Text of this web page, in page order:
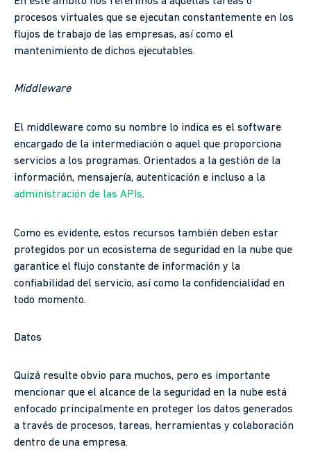
procesos virtuales que se ejecutan constantemente en los
flujos de trabajo de las empresas, así como el
mantenimiento de dichos ejecutables.
Middleware
El middleware como su nombre lo indica es el software
encargado de la intermediación o aquel que proporciona
servicios a los programas. Orientados a la gestión de la
información, mensajería, autenticación e incluso a la
administración de las APIs.
Como es evidente, estos recursos también deben estar
protegidos por un ecosistema de seguridad en la nube que
garantice el flujo constante de información y la
confiabilidad del servicio, así como la confidencialidad en
todo momento.
Datos
Quizá resulte obvio para muchos, pero es importante
mencionar que el alcance de la seguridad en la nube está
enfocado principalmente en proteger los datos generados
a través de procesos, tareas, herramientas y colaboración
dentro de una empresa.